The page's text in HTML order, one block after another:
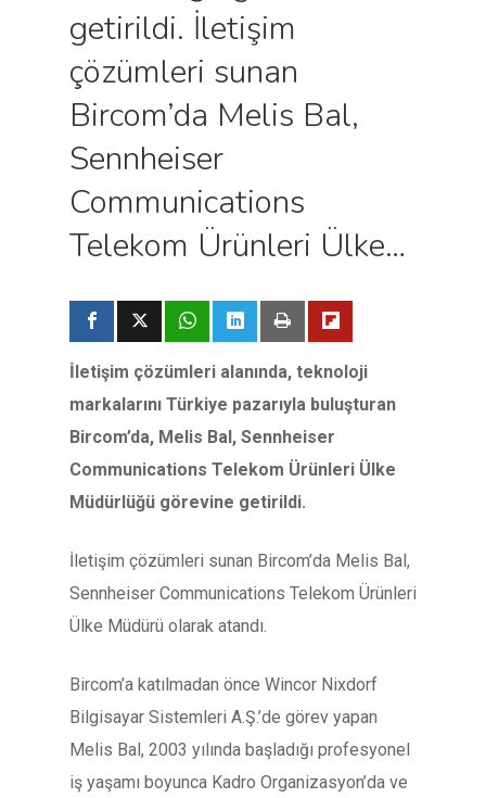
getirildi. İletişim
çözümleri sunan
Bircom’da Melis Bal,
Sennheiser
Communications
Telekom Ürünleri Ülke…
İletişim çözümleri alanında, teknoloji
markalarını Türkiye pazarıyla buluşturan
Bircom’da, Melis Bal, Sennheiser
Communications Telekom Ürünleri Ülke
Müdürlüğü görevine getirildi.
İletişim çözümleri sunan Bircom’da Melis Bal,
Sennheiser Communications Telekom Ürünleri
Ülke Müdürü olarak atandı.
Bircom’a katılmadan önce Wincor Nixdorf
Bilgisayar Sistemleri A.Ş.’de görev yapan
Melis Bal, 2003 yılında başladığı profesyonel
iş yaşamı boyunca Kadro Organizasyon’da ve